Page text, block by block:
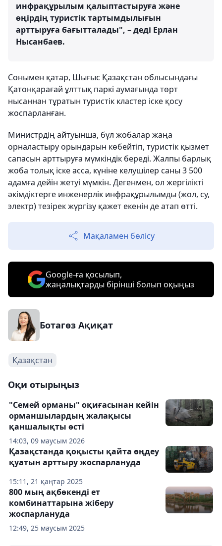
инфрақұрылым қалыптастыруға және
өңірдің туристік тартымдылығын
арттыруға бағытталады", – деді Ерлан
Нысанбаев.
Сонымен қатар, Шығыс Қазақстан облысындағы
Қатонқарағай ұлттық паркі аумағында төрт
нысаннан тұратын туристік кластер іске қосу
жоспарланған.
Министрдің айтуынша, бұл жобалар жаңа
орналастыру орындарын көбейтіп, туристік қызмет
сапасын арттыруға мүмкіндік береді. Жалпы барлық
жоба толық іске асса, күніне келушілер саны 3 500
адамға дейін жетуі мүмкін. Дегенмен, ол жергілікті
әкімдіктерге инженерлік инфрақұрылымды (жол, су,
электр) тезірек жүргізу қажет екенін де атап өтті.
Мақаламен бөлісу
Google-ға қосылып,
жаңалықтарды бірінші болып оқыңыз
Ботагөз Ақиқат
Қазақстан
Оқи отырыңыз
14:03, 09 маусым 2026
"Семей орманы" оқиғасынан кейін
орманшылардың жалақысы
қаншалықты өсті
15:11, 21 қаңтар 2025
Қазақстанда қоқысты қайта өңдеу
қуатын арттыру жоспарлануда
12:49, 25 маусым 2025
800 мың ақбөкенді ет
комбинаттарына жіберу
жоспарлануда